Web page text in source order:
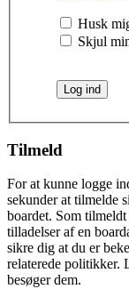
Husk
Skjul
Tilmeld
For at kunne logge
sekunder at tilmelde
boardet. Som
tilladelser af en
sikre dig at du er
relaterede politikker.
besøger dem.